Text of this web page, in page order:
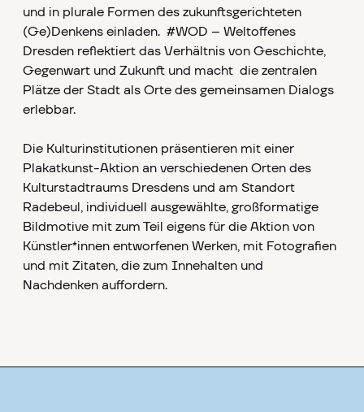
und in plurale Formen des zukunftsgerichteten
(Ge)Denkens einladen. #WOD – Weltoffenes
Dresden reflektiert das Verhältnis von Geschichte,
Gegenwart und Zukunft und macht die zentralen
Plätze der Stadt als Orte des gemeinsamen Dialogs
erlebbar.
Die Kulturinstitutionen präsentieren mit einer
Plakatkunst-Aktion an verschiedenen Orten des
Kulturstadtraums Dresdens und am Standort
Radebeul, individuell ausgewählte, großformatige
Bildmotive mit zum Teil eigens für die Aktion von
Künstler*innen entworfenen Werken, mit Fotografien
und mit Zitaten, die zum Innehalten und
Nachdenken auffordern.